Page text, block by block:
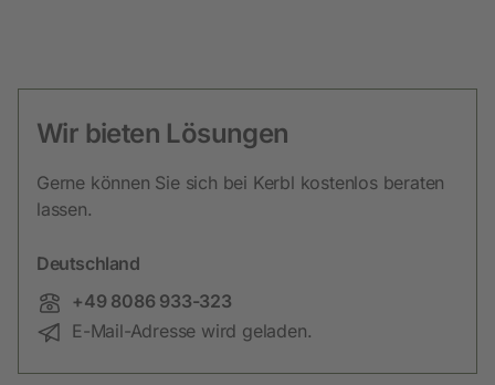
Wir bieten Lösungen
Gerne können Sie sich bei Kerbl kostenlos beraten
lassen.
Deutschland
Telefon:
+49 8086 933-323
E-Mail:
E-Mail-Adresse wird geladen.